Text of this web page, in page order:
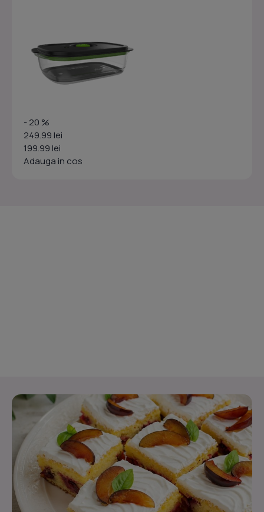
- 20 %
249.99 lei
199.99 lei
Adauga in cos